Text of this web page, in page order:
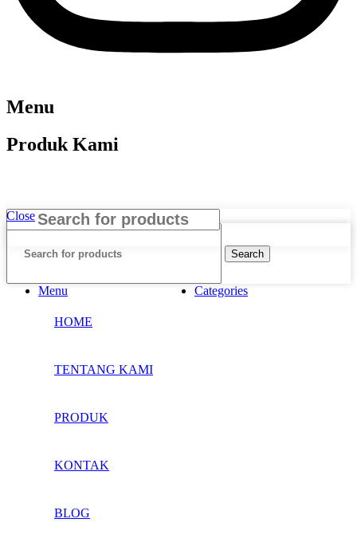
Menu
Produk Kami
Close
Search
Menu Categories
HOME
TENTANG KAMI
PRODUK
KONTAK
BLOG